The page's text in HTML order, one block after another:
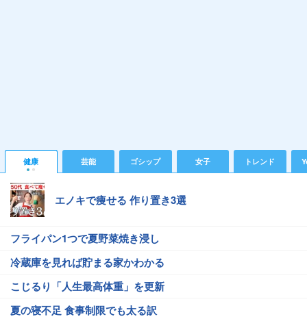
健康 芸能 ゴシップ 女子 トレンド
エノキで痩せる 作り置き3選
フライパン1つで夏野菜焼き浸し
冷蔵庫を見れば貯まる家かわかる
こじるり「人生最高体重」を更新
夏の寝不足 食事制限でも太る訳